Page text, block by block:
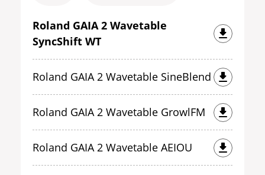
Roland GAIA 2 Wavetable
SyncShift WT
Roland GAIA 2 Wavetable SineBlend
Roland GAIA 2 Wavetable GrowlFM
Roland GAIA 2 Wavetable AEIOU